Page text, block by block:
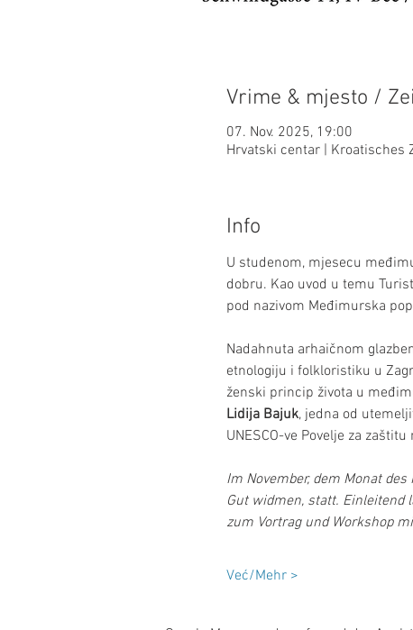
Vrime & mjesto /
07. Nov. 2025, 19:00
Hrvatski centar | Kroatisches
Info
U studenom, mjesecu
dobru. Kao uvod u temu
pod nazivom Međimurska
Nadahnuta arhaičnom
etnologiju i folkloristiku u
ženski princip života u
Lidija Bajuk, jedna od
UNESCO-ve Povelje za
Im November, dem Monat
Gut widmen, statt. Einleitend
zum Vortrag und Workshop
Već/Mehr >